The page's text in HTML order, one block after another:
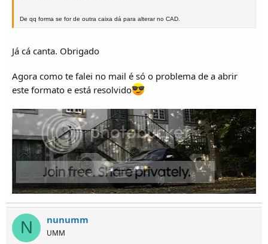
De qq forma se for de outra caixa dá para alterar no CAD.
Já cá canta. Obrigado
Agora como te falei no mail é só o problema de a abrir
este formato e está resolvido
N nunumm
UMM